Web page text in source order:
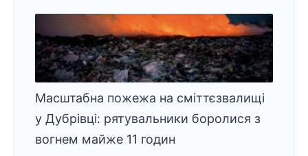
Масштабна пожежа на сміттєзвалищі
у Дубрівці: рятувальники боролися з
вогнем майже 11 годин